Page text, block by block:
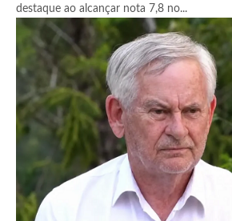
destaque ao alcançar nota 7,8 no...